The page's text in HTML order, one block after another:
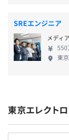
・通勤手当
・時間外手当
・地域手当（
賞与：年2回（6
営業利益率を誇
SREエンジニア
メディ
550
東
東京エレクト